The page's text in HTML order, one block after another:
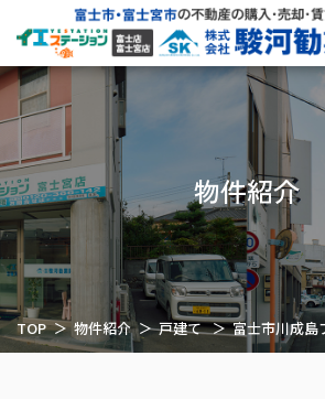
物件紹介
TOP 物件紹介 戸建て 富士市川成島